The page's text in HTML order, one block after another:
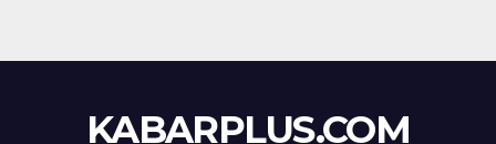
KABARPLUS.COM